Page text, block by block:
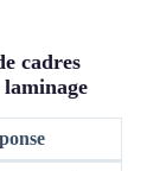
cadres